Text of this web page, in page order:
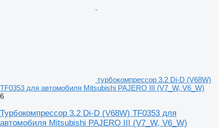
турбокомпрессор 3.2 Di-D (V68W)
TF0353 для автомобиля Mitsubishi PAJERO III (V7_W, V6_W)
6
Турбокомпрессор 3.2 Di-D (V68W) TF0353 для
автомобиля Mitsubishi PAJERO III (V7_W, V6_W)